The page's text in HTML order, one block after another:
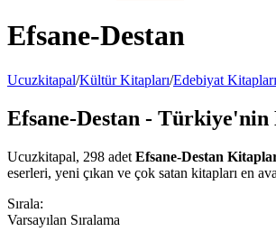
Efsane-Destan
Ucuzkitapal/Kültür Kitapları/Edebiyat Kitapları
Efsane-Destan - Türkiye'nin
Ucuzkitapal, 298 adet Efsane-Destan
eserleri, yeni çıkan ve çok satan kitapları en
Sırala:
Varsayılan Sıralama